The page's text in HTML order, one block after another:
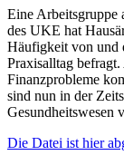
Eine
des UKE hat
Häufigkeit von und
Praxisalltag
Finanzprobleme
sind nun in der
Gesundheitswesen
Die Datei ist hier